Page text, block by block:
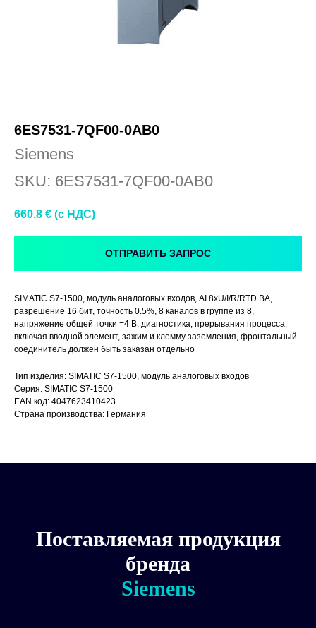
6ES7531-7QF00-0AB0
Siemens
SKU: 6ES7531-7QF00-0AB0
660,8 € (c НДС)
ОТПРАВИТЬ ЗАПРОС
SIMATIC S7-1500, модуль аналоговых входов, AI 8xU/I/R/RTD BA,
разрешение 16 бит, точность 0.5%, 8 каналов в группе из 8,
напряжение общей точки =4 В, диагностика, прерывания процесса,
включая вводной элемент, зажим и клемму заземления, фронтальный
соединитель должен быть заказан отдельно
Тип изделия: SIMATIC S7-1500, модуль аналоговых входов
Серия: SIMATIC S7-1500
EAN код: 4047623410423
Страна производства: Германия
Поставляемая продукция
бренда
Siemens